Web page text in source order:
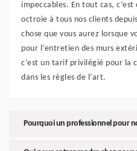
impeccables. En tout cas, c’est
octroie à tous nos clients
chose que vous aurez lorsque
pour l’entretien des murs
c’est un tarif privilégié pour la
dans les règles de l’art.
Pourquoi un professionnel pour